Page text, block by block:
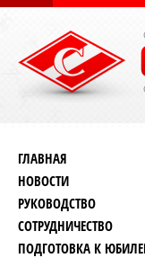
ГЛАВНАЯ
НОВОСТИ
РУКОВОДСТВО
СОТРУДНИЧЕСТВО
ПОДГОТОВКА К